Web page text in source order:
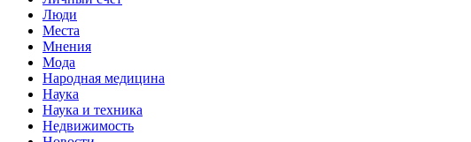
Люди
Места
Мнения
Мода
Народная медицина
Наука
Наука и техника
Недвижимость